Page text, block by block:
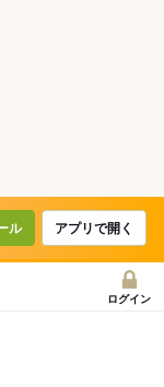
ル アプリで開く
ログイン